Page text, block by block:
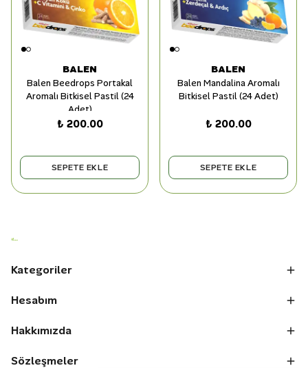
BALEN
Balen Beedrops Portakal
Aromalı Bitkisel Pastil (24
Adet)
₺ 200.00
SEPETE EKLE
BALEN
Balen Mandalina Aromalı
Bitkisel Pastil (24 Adet)
₺ 200.00
SEPETE EKLE
Kategoriler
Hesabım
Hakkımızda
Sözleşmeler